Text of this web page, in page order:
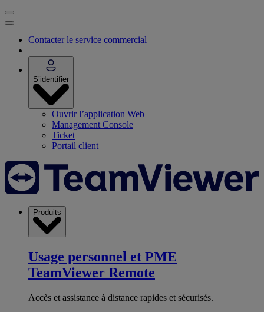
Contacter le service commercial
S’identifier
Ouvrir l’application Web
Management Console
Ticket
Portail client
Produits
Usage personnel et PME
TeamViewer Remote
Accès et assistance à distance rapides et sécurisés.